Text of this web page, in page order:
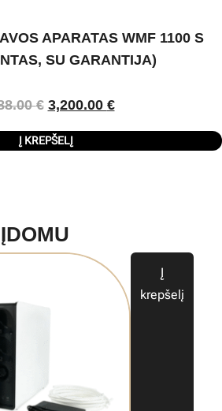
APARATAS WMF 1100 S
SU GARANTIJA)
€ 3,200.00 €
Į KREPŠELĮ
Į
krepšelį